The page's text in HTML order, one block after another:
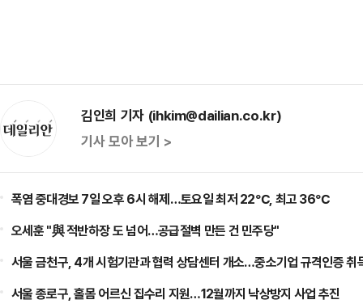
김인희 기자 (ihkim@dailian.co.kr)
기사 모아 보기 >
폭염 중대경보 7일 오후 6시 해제…토요일 최저 22℃, 최고 36℃
오세훈 "與 적반하장 도 넘어…공급절벽 만든 건 민주당"
서울 금천구, 4개 시험기관과 협력 상담센터 개소…중소기업 규격인증 취
서울 종로구, 홀몸 어르신 집수리 지원…12월까지 낙상방지 사업 추진